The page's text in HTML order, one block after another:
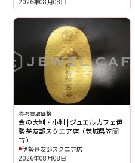
参考買取価格
金の大判・小判 | ジュエルカフェ伊
勢甚友部スクエア店（茨城県笠間
市）
伊勢甚友部スクエア店
2026年08月08日